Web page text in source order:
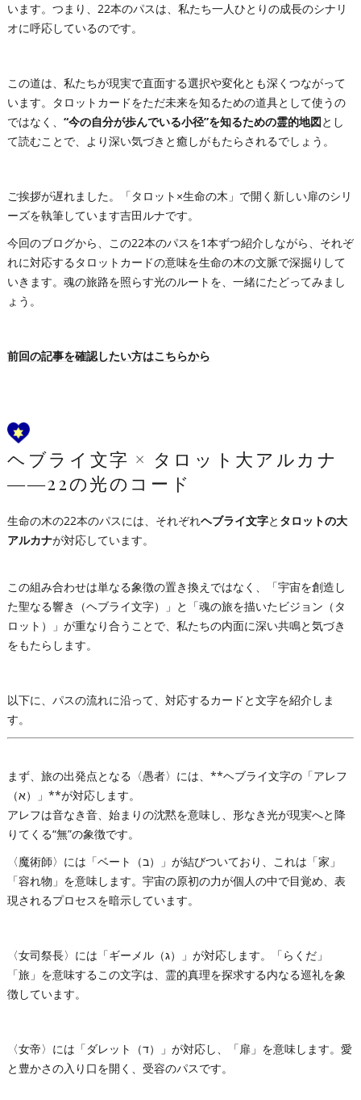
います。つまり、22本のパスは、私たち一人ひとりの成長のシナリ
オに呼応しているのです。
この道は、私たちが現実で直面する選択や変化とも深くつながって
います。タロットカードをただ未来を知るための道具として使うの
ではなく、 “今の自分が歩んでいる小径”を知るための霊的地図とし
て読むことで、より深い気づきと癒しがもたらされるでしょう。
ご挨拶が遅れました。「タロット×生命の木」で開く新しい扉のシリ
ーズを執筆しています吉田ルナです。
今回のブログから、この22本のパスを1本ずつ紹介しながら、それぞ
れに対応するタロットカードの意味を生命の木の文脈で深掘りして
いきます。魂の旅路を照らす光のルートを、一緒にたどってみまし
ょう。
前回の記事を確認したい方はこちらから
ヘブライ文字 × タロット大アルカナ
――22の光のコード
生命の木の22本のパスには、それぞれヘブライ文字と タロットの大
アルカナが対応しています。
この組み合わせは単なる象徴の置き換えではなく、「宇宙を創造し
た聖なる響き（ヘブライ文字）」と「魂の旅を描いたビジョン（タ
ロット）」が重なり合うことで、私たちの内面に深い共鳴と気づき
をもたらします。
以下に、パスの流れに沿って、対応するカードと文字を紹介しま
す。
まず、旅の出発点となる〈愚者〉には、**ヘブライ文字の「アレフ
（א）」**が対応します。
アレフは音なき音、始まりの沈黙を意味し、形なき光が現実へと降
りてくる“無”の象徴です。
〈魔術師〉には「ベート（ב）」が結びついており、これは「家」
「容れ物」を意味します。宇宙の原初の力が個人の中で目覚め、表
現されるプロセスを暗示しています。
〈女司祭長〉には「ギーメル（ג）」が対応します。「らくだ」
「旅」を意味するこの文字は、霊的真理を探求する内なる巡礼を象
徴しています。
〈女帝〉には「ダレット（ד）」が対応し、「扉」を意味します。愛
と豊かさの入り口を開く、受容のパスです。